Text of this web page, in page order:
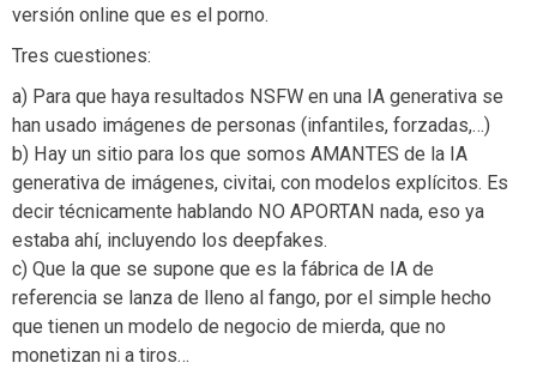
versión online que es el porno.
Tres cuestiones:
a) Para que haya resultados NSFW en una IA generativa se
han usado imágenes de personas (infantiles, forzadas,…)
b) Hay un sitio para los que somos AMANTES de la IA
generativa de imágenes, civitai, con modelos explícitos. Es
decir técnicamente hablando NO APORTAN nada, eso ya
estaba ahí, incluyendo los deepfakes.
c) Que la que se supone que es la fábrica de IA de
referencia se lanza de lleno al fango, por el simple hecho
que tienen un modelo de negocio de mierda, que no
monetizan ni a tiros…